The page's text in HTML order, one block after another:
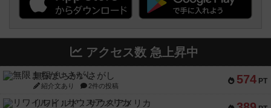
アクセス数 急上昇中
574 PT
無限まちがいさがし
紹介文あり 2件の投稿
リワイルド：サウスアメリカ